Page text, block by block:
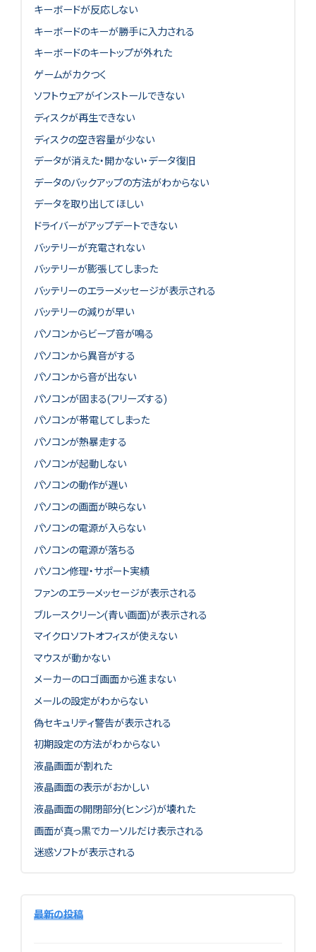
キーボードが反応しない
キーボードのキーが勝手に入力される
キーボードのキートップが外れた
ゲームがカクつく
ソフトウェアがインストールできない
ディスクが再生できない
ディスクの空き容量が少ない
データが消えた・開かない・データ復旧
データのバックアップの方法がわからない
データを取り出してほしい
ドライバーがアップデートできない
バッテリーが充電されない
バッテリーが膨張してしまった
バッテリーのエラーメッセージが表示される
バッテリーの減りが早い
パソコンからビープ音が鳴る
パソコンから異音がする
パソコンから音が出ない
パソコンが固まる(フリーズする)
パソコンが帯電してしまった
パソコンが熱暴走する
パソコンが起動しない
パソコンの動作が遅い
パソコンの画面が映らない
パソコンの電源が入らない
パソコンの電源が落ちる
パソコン修理・サポート実績
ファンのエラーメッセージが表示される
ブルースクリーン(青い画面)が表示される
マイクロソフトオフィスが使えない
マウスが動かない
メーカーのロゴ画面から進まない
メールの設定がわからない
偽セキュリティ警告が表示される
初期設定の方法がわからない
液晶画面が割れた
液晶画面の表示がおかしい
液晶画面の開閉部分(ヒンジ)が壊れた
画面が真っ黒でカーソルだけ表示される
迷惑ソフトが表示される
最新の投稿